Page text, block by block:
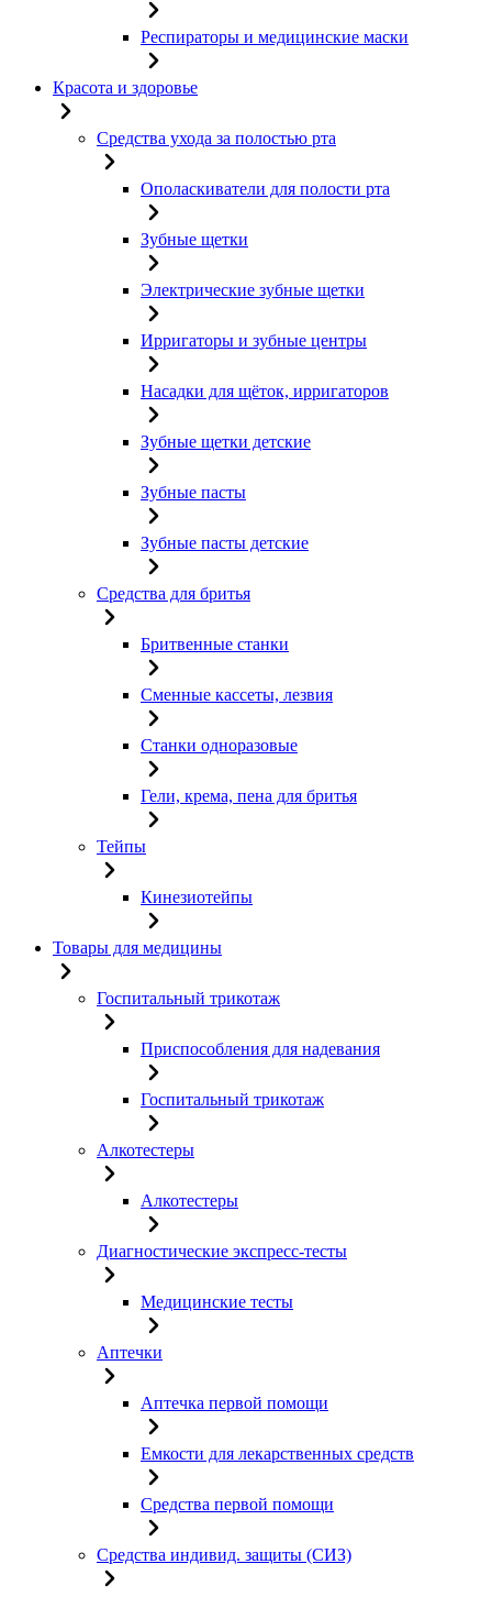
Респираторы и медицинские маски
Красота и здоровье
Средства ухода за полостью рта
Ополаскиватели для полости рта
Зубные щетки
Электрические зубные щетки
Ирригаторы и зубные центры
Насадки для щёток, ирригаторов
Зубные щетки детские
Зубные пасты
Зубные пасты детские
Средства для бритья
Бритвенные станки
Сменные кассеты, лезвия
Станки одноразовые
Гели, крема, пена для бритья
Тейпы
Кинезиотейпы
Товары для медицины
Госпитальный трикотаж
Приспособления для надевания
Госпитальный трикотаж
Алкотестеры
Алкотестеры
Диагностические экспресс-тесты
Медицинские тесты
Аптечки
Аптечка первой помощи
Емкости для лекарственных средств
Средства первой помощи
Средства индивид. защиты (СИЗ)